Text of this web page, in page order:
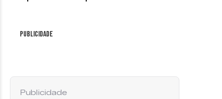
Publicidade
Publicidade